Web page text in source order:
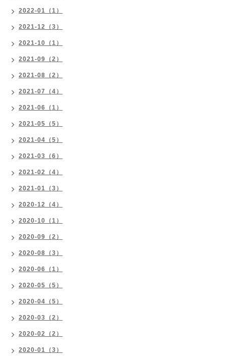
2022-01（1）
2021-12（3）
2021-10（1）
2021-09（2）
2021-08（2）
2021-07（4）
2021-06（1）
2021-05（5）
2021-04（5）
2021-03（6）
2021-02（4）
2021-01（3）
2020-12（4）
2020-10（1）
2020-09（2）
2020-08（3）
2020-06（1）
2020-05（5）
2020-04（5）
2020-03（2）
2020-02（2）
2020-01（3）